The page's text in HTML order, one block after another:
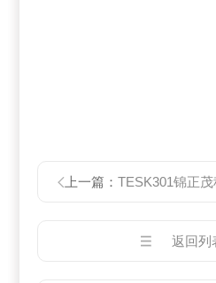
上一篇：TESK301锦正茂科
返回列